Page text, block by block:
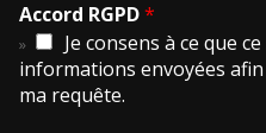
Accord RGPD*
Je consens à ce que
informations envoyées
ma requête.